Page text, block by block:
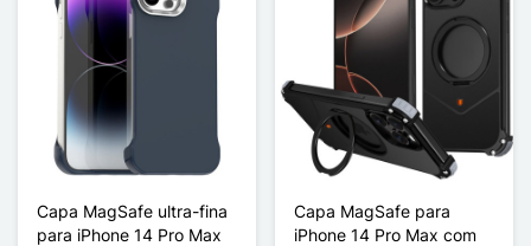
Capa MagSafe ultra-fina
para iPhone 14 Pro Max
Capa MagSafe para
iPhone 14 Pro Max com